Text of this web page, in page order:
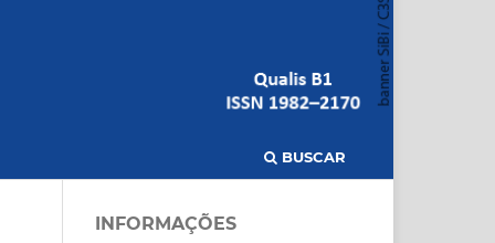
BUSCAR
INFORMAÇÕES